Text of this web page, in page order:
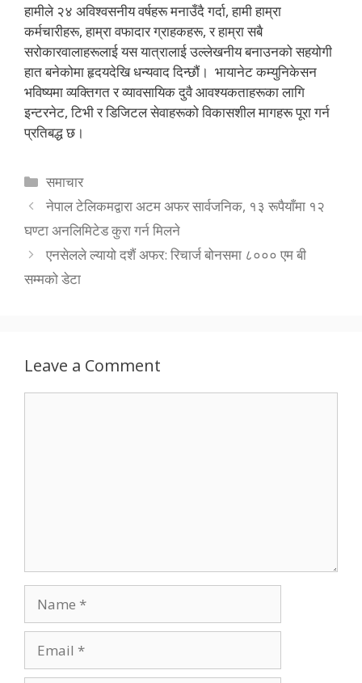
हामीले २४ अविश्वसनीय वर्षहरू मनाउँदै गर्दा, हामी हाम्रा
कर्मचारीहरू, हाम्रा वफादार ग्राहकहरू, र हाम्रा सबै
सरोकारवालाहरूलाई यस यात्रालाई उल्लेखनीय बनाउनको सहयोगी
हात बनेकोमा हृदयदेखि धन्यवाद दिन्छौं। भायानेट कम्युनिकेसन
भविष्यमा व्यक्तिगत र व्यावसायिक दुवै आवश्यकताहरूका लागि
इन्टरनेट, टिभी र डिजिटल सेवाहरूको विकासशील मागहरू पूरा गर्न
प्रतिबद्ध छ।
Categories
समाचार
नेपाल टेलिकमद्वारा अटम अफर सार्वजनिक, १३ रूपैयाँमा १२
घण्टा अनलिमिटेड कुरा गर्न मिलने
एनसेलले ल्यायो दशैं अफर: रिचार्ज बोनसमा ८००० एम बी
सम्मको डेटा
Leave a Comment